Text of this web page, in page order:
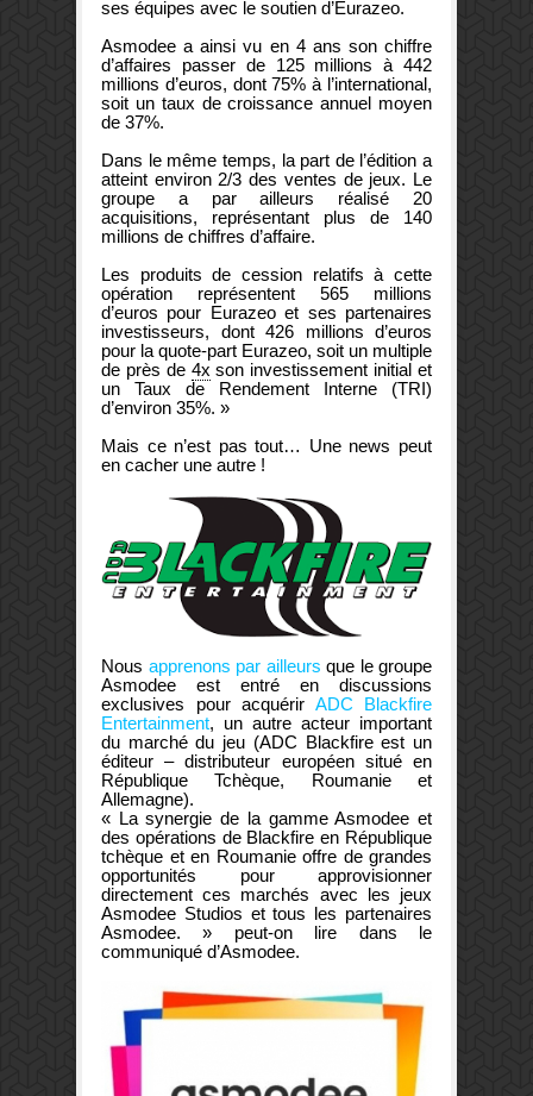
ses équipes avec le soutien d’Eurazeo.
Asmodee a ainsi vu en 4 ans son chiffre
d’affaires passer de 125 millions à 442
millions d’euros, dont 75% à l’international,
soit un taux de croissance annuel moyen
de 37%.
Dans le même temps, la part de l’édition a
atteint environ 2/3 des ventes de jeux. Le
groupe a par ailleurs réalisé 20
acquisitions, représentant plus de 140
millions de chiffres d’affaire.
Les produits de cession relatifs à cette
opération représentent 565 millions
d’euros pour Eurazeo et ses partenaires
investisseurs, dont 426 millions d’euros
pour la quote-part Eurazeo, soit un multiple
de près de 4x son investissement initial et
un Taux de Rendement Interne (TRI)
d’environ 35%. »
Mais ce n’est pas tout… Une news peut
en cacher une autre !
Nous apprenons par ailleurs que le groupe
Asmodee est entré en discussions
exclusives pour acquérir ADC Blackfire
Entertainment, un autre acteur important
du marché du jeu (ADC Blackfire est un
éditeur – distributeur européen situé en
République Tchèque, Roumanie et
Allemagne).
« La synergie de la gamme Asmodee et
des opérations de Blackfire en République
tchèque et en Roumanie offre de grandes
opportunités pour approvisionner
directement ces marchés avec les jeux
Asmodee Studios et tous les partenaires
Asmodee. » peut-on lire dans le
communiqué d’Asmodee.